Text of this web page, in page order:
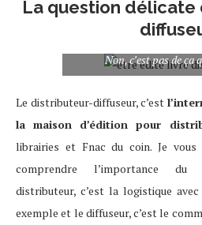
La question
Non, c’est pas de ça
Le distributeur-diffuseur, c’est
la maison d’édition pour
librairies et Fnac du coin. Je
comprendre l’importance du
distributeur, c’est la logistique
exemple et le diffuseur, c’est le